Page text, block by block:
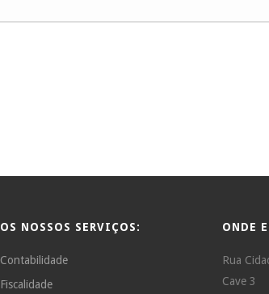
OS NOSSOS SERVIÇOS:
Contabilidade
Fiscalidade
ONDE
Rua
Cave 3